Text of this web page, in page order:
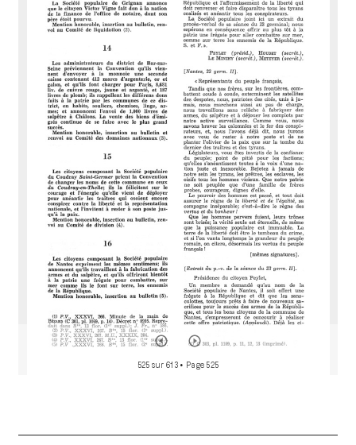
525 sur 613 • Page 525